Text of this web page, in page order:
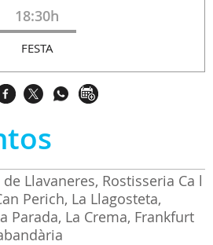
18:30h
FESTA
Llavaneres, Rostisseria Ca l
Perich, La Llagosteta,
Parada, La Crema, Frankfurt